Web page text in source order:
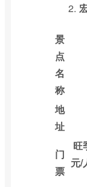
2.
景
点
名
称
地
址
门
票
旺
元/